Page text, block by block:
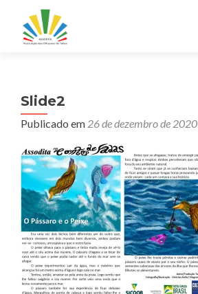
Slide2
Publicado em 26 de dezembro de 2020